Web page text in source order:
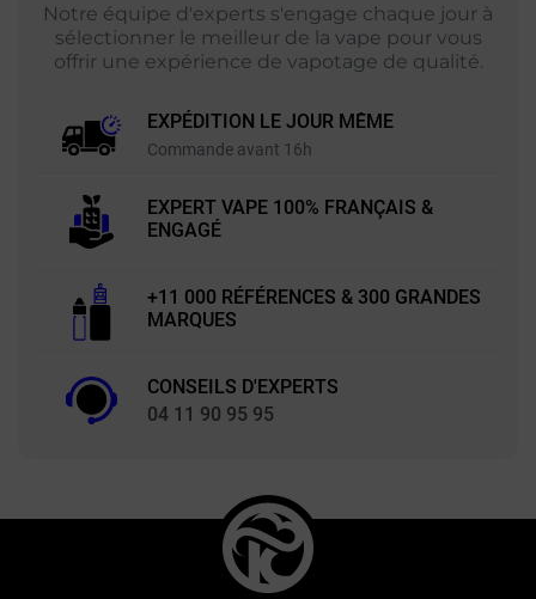
Notre équipe d'experts s'engage chaque jour à
sélectionner le meilleur de la vape pour vous
offrir une expérience de vapotage de qualité.
EXPÉDITION LE JOUR MÊME
Commande avant 16h
EXPERT VAPE 100% FRANÇAIS &
ENGAGÉ
+11 000 RÉFÉRENCES & 300 GRANDES
MARQUES
CONSEILS D'EXPERTS
04 11 90 95 95